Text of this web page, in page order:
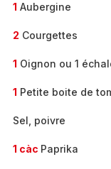
1 Aubergine
2 Courgettes
1 Oignon ou 1
1 Petite boite de
Sel, poivre
1 càc Paprika